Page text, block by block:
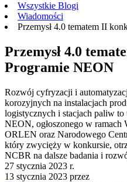
Wszystkie Blogi
Wiadomości
Przemysł 4.0 tematem II
Przemysł 4.0
Programie NEON
Rozwój cyfryzacji i
korozyjnych na instalacjach
logistycznych i stacjach paliw
NEON, ogłoszonego w ramach
ORLEN oraz Narodowego
który zwycięży w konkursie,
NCBR na dalsze badania i
27 stycznia 2023 r.
13 stycznia 2023 przez